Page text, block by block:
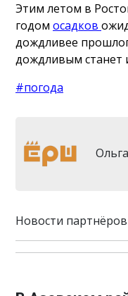
Этим летом в
годом осадков
дождливее
дождливым станет
#погода
Новости партнёров